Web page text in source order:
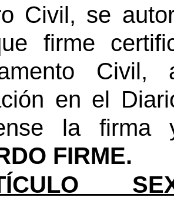
Civil, se
firme
en el
la
FIRME.